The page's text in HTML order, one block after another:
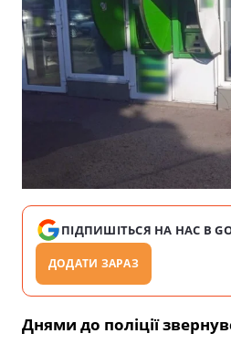
ПІДПИШІТЬСЯ НА НАС В
ДОДАТИ ЗАРАЗ
Днями до поліції